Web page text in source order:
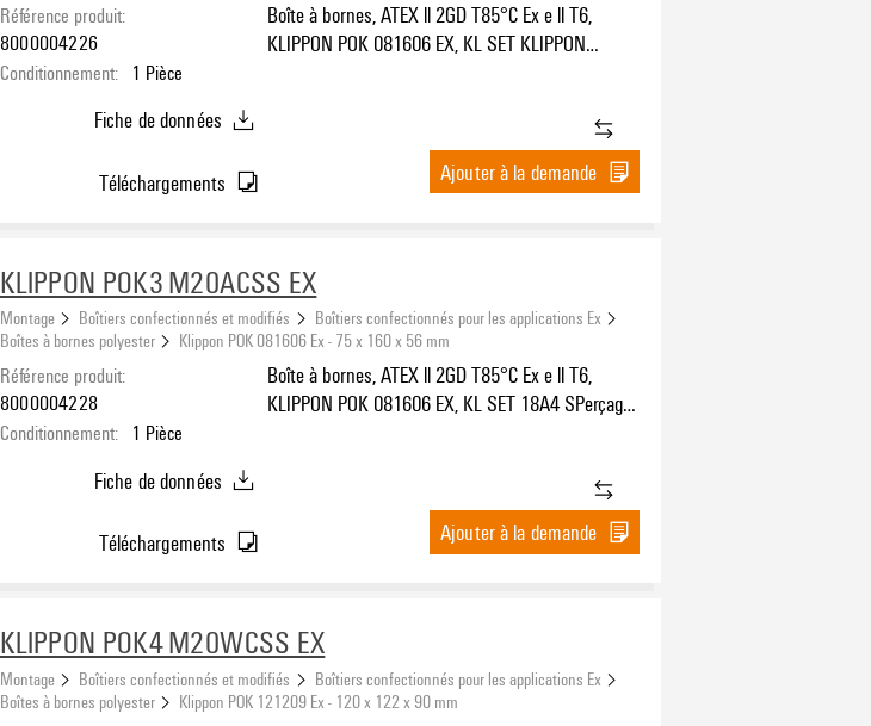
Référence produit:
8000004226
Conditionnement: 1 Pièce
Boîte à bornes, ATEX ll 2GD T85°C Ex e ll T6,
KLIPPON POK 081606 EX, KL SET KLIPPON
Fiche de données
Téléchargements Ajouter à la demande
KLIPPON POK3 M20ACSS EX
Montage Boîtiers confectionnés et modifiés
Boîtiers confectionnés pour les applications Ex
Boîtes à bornes polyester
Klippon POK 081606 Ex - 75 x 160 x 56 mm
Référence produit:
8000004228
Conditionnement: 1 Pièce
Boîte à bornes, ATEX ll 2GD T85°C Ex e ll T6,
KLIPPON POK 081606 EX, KL SET 18A4 SPerçages
Fiche de données
Téléchargements Ajouter à la demande
KLIPPON POK4 M20WCSS EX
Montage Boîtiers confectionnés et modifiés
Boîtiers confectionnés pour les applications Ex
Boîtes à bornes polyester
Klippon POK 121209 Ex - 120 x 122 x 90 mm